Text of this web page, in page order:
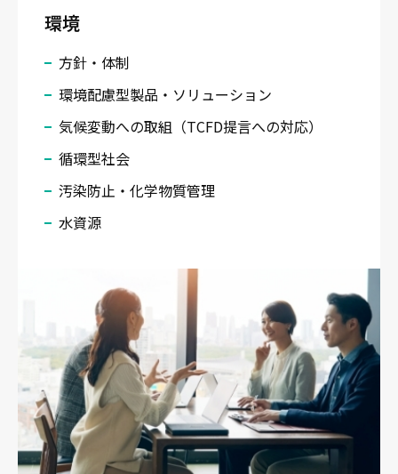
環境
方針・体制
環境配慮型製品・ソリューション
気候変動への取組（TCFD提言への対応）
循環型社会
汚染防止・化学物質管理
水資源